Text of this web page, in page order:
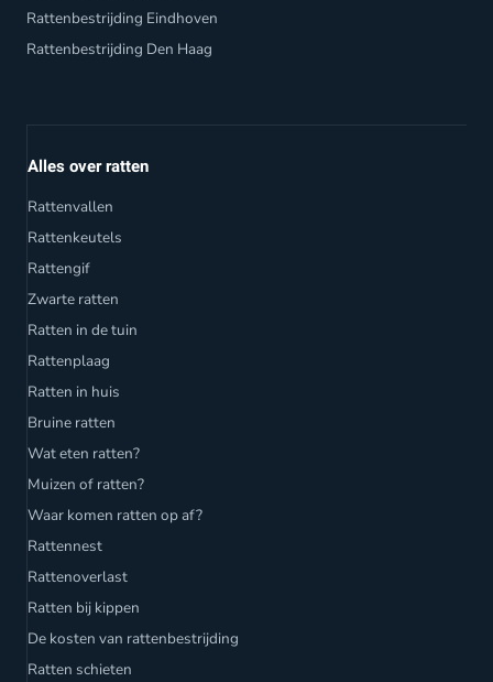
Rattenbestrijding Eindhoven
Rattenbestrijding Den Haag
Alles over ratten
Rattenvallen
Rattenkeutels
Rattengif
Zwarte ratten
Ratten in de tuin
Rattenplaag
Ratten in huis
Bruine ratten
Wat eten ratten?
Muizen of ratten?
Waar komen ratten op af?
Rattennest
Rattenoverlast
Ratten bij kippen
De kosten van rattenbestrijding
Ratten schieten